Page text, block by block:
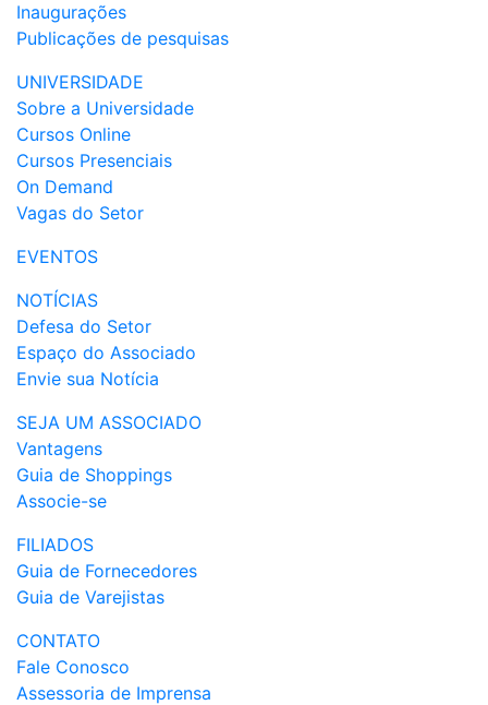
Inaugurações
Publicações de pesquisas
UNIVERSIDADE
Sobre a Universidade
Cursos Online
Cursos Presenciais
On Demand
Vagas do Setor
EVENTOS
NOTÍCIAS
Defesa do Setor
Espaço do Associado
Envie sua Notícia
SEJA UM ASSOCIADO
Vantagens
Guia de Shoppings
Associe-se
FILIADOS
Guia de Fornecedores
Guia de Varejistas
CONTATO
Fale Conosco
Assessoria de Imprensa